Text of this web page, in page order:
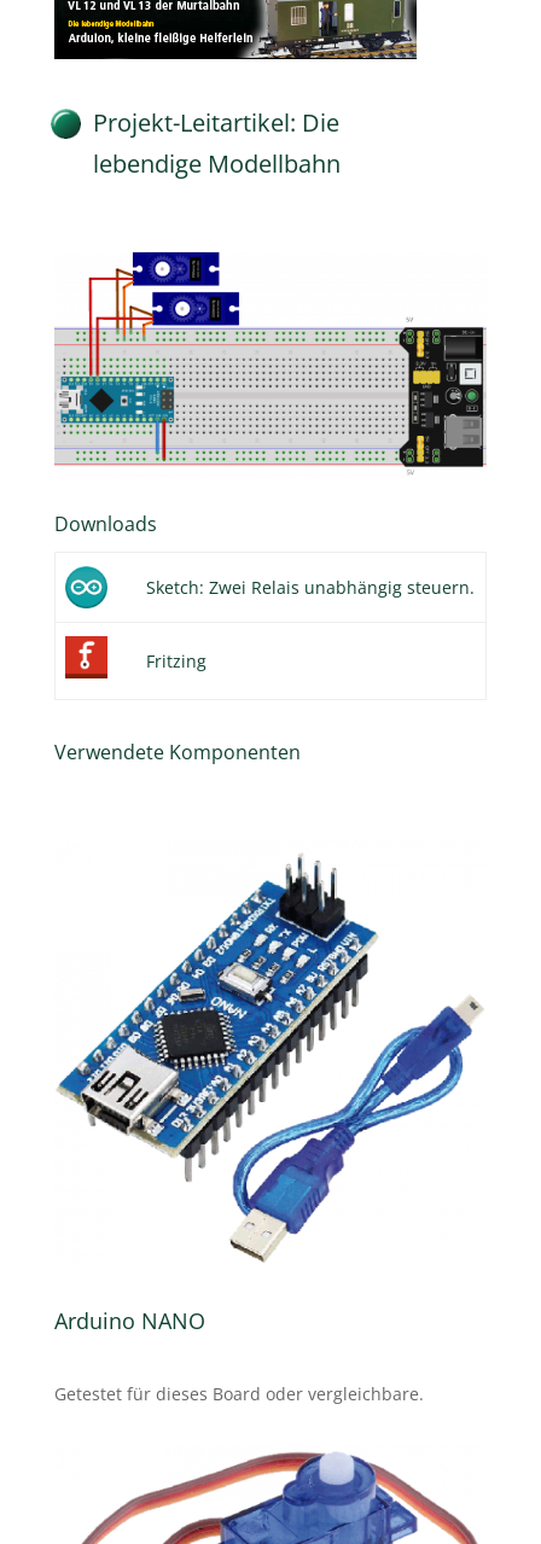
Projekt-Leitartikel: Die
lebendige Modellbahn
Downloads
Sketch: Zwei Relais unabhängig steuern.
Fritzing
Verwendete Komponenten
Arduino NANO
Getestet für dieses Board oder vergleichbare.